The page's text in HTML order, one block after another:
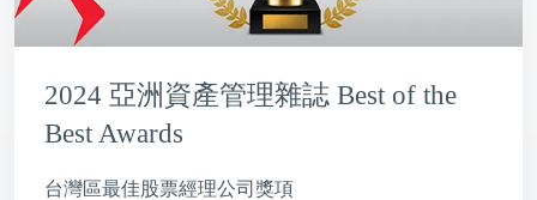
2024 亞洲資產管理雜誌 Best of the
Best Awards
台灣區最佳股票經理公司獎項